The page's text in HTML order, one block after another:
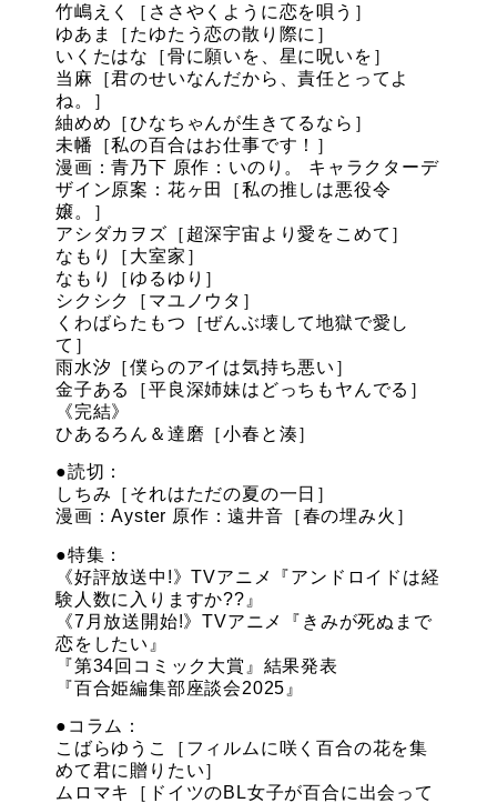
竹嶋えく［ささやくように恋を唄う］
ゆあま［たゆたう恋の散り際に］
いくたはな［骨に願いを、星に呪いを］
当麻［君のせいなんだから、責任とってよ
ね。］
紬めめ［ひなちゃんが生きてるなら］
未幡［私の百合はお仕事です！］
漫画：青乃下 原作：いのり。 キャラクターデ
ザイン原案：花ヶ田［私の推しは悪役令
嬢。］
アシダカヲズ［超深宇宙より愛をこめて］
なもり［大室家］
なもり［ゆるゆり］
シクシク［マユノウタ］
くわばらたもつ［ぜんぶ壊して地獄で愛し
て］
雨水汐［僕らのアイは気持ち悪い］
金子ある［平良深姉妹はどっちもヤんでる］
《完結》
ひあるろん＆達磨［小春と湊］
●読切：
しちみ［それはただの夏の一日］
漫画：Ayster 原作：遠井音［春の埋み火］
●特集：
《好評放送中!》TVアニメ『アンドロイドは経
験人数に入りますか??』
《7月放送開始!》TVアニメ『きみが死ぬまで
恋をしたい』
『第34回コミック大賞』結果発表
『百合姫編集部座談会2025』
●コラム：
こばらゆうこ［フィルムに咲く百合の花を集
めて君に贈りたい］
ムロマキ［ドイツのBL女子が百合に出会って